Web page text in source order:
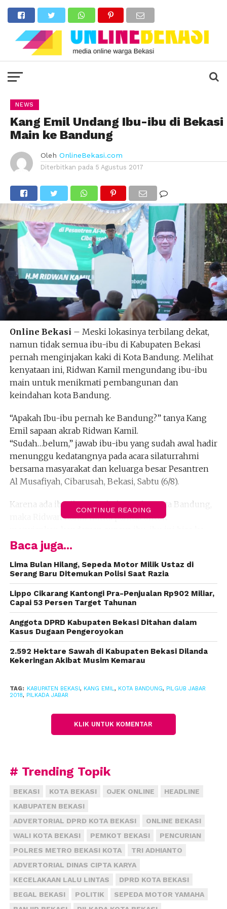
NEWS
Kang Emil Undang Ibu-ibu di Bekasi
Main ke Bandung
Oleh OnlineBekasi.com
Diterbitkan pada 5 Agustus 2017
Online Bekasi – Meski lokasinya terbilang dekat,
namun tidak semua ibu-ibu di Kabupaten Bekasi
pernah menginjakan kaki di Kota Bandung. Melihat
kenyataan ini, Ridwan Kamil mengundang ibu-ibu
main untuk menikmati pembangunan dan
keindahan kota Bandung.
“Apakah Ibu-ibu pernah ke Bandung?” tanya Kang
Emil sapaan akrab Ridwan Kamil.
“Sudah…belum,” jawab ibu-ibu yang sudah awal hadir
menunggu kedatangnya pada acara silaturrahmi
bersama masyarakat dan keluarga besar Pesantren
Al Musafiyah, Cibarusah, Bekasi, Sabtu (6/8).
Karena ada ibu-ibu yang belum tahu Kota Bandung,
maka Ridwan Kamil minta panitia untuk
Bandung. “Jauh-jauh saya datang ke sini untuk
ketemu ibu-ibu. Ayo panitia coba difasilitasi ibu-ibu
ini piknik ke Bandung,” katanya.
Sejak Ridwan Kamil menjadi Walikota Bandung
banyak perubahan yang terjadi, khususnya fasilitas
umum. Selain itu, masyarakat juga diberikan
kesempatan untuk melihat secara dekat kediaman
wali kota.
“Ibu-ibu silahkan main ke pendopo, karena khusus
melihat dengan dekat kediaman wali kota,” ucapnya.
Kang Emil menaruh perhatian kepada ibu-ibu, ini
lantaran rasa hormatnya kepada ibunya sendiri. Ia
bercerita bagaimana ia harus menuruti nasihat
karena disuruh ibu saya agar mengurus daerah lebih
luas lagi,” katanya.(fiz)
CONTINUE READING
Baca juga...
Lima Bulan Hilang, Sepeda Motor Milik Ustaz di
Serang Baru Ditemukan Polisi Saat Razia
Lippo Cikarang Kantongi Pra-Penjualan Rp902 Miliar,
Capai 53 Persen Target Tahunan
Anggota DPRD Kabupaten Bekasi Ditahan dalam
Kasus Dugaan Pengeroyokan
2.592 Hektare Sawah di Kabupaten Bekasi Dilanda
Kekeringan Akibat Musim Kemarau
TAG: KABUPATEN BEKASI, KANG EMIL, KOTA BANDUNG, PILGUB JABAR
2018, PILKADA JABAR
KLIK UNTUK KOMENTAR
# Trending Topik
BEKASI KOTA BEKASI OJEK ONLINE
HEADLINE
KABUPATEN BEKASI
ADVERTORIAL DPRD KOTA BEKASI
ONLINE BEKASI
WALI KOTA BEKASI
PEMKOT BEKASI
PENCURIAN
POLRES METRO BEKASI KOTA
TRI ADHIANTO
ADVERTORIAL DINAS CIPTA KARYA
KECELAKAAN LALU LINTAS
DPRD KOTA BEKASI
BEGAL BEKASI
POLITIK
SEPEDA MOTOR YAMAHA